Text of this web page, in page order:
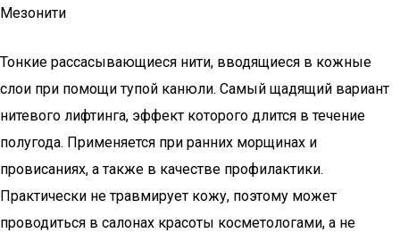
Мезонити
Тонкие рассасывающиеся нити, вводящиеся в кожные
слои при помощи тупой канюли. Самый щадящий вариант
нитевого лифтинга, эффект которого длится в течение
полугода. Применяется при ранних морщинах и
провисаниях, а также в качестве профилактики.
Практически не травмирует кожу, поэтому может
проводиться в салонах красоты косметологами, а не